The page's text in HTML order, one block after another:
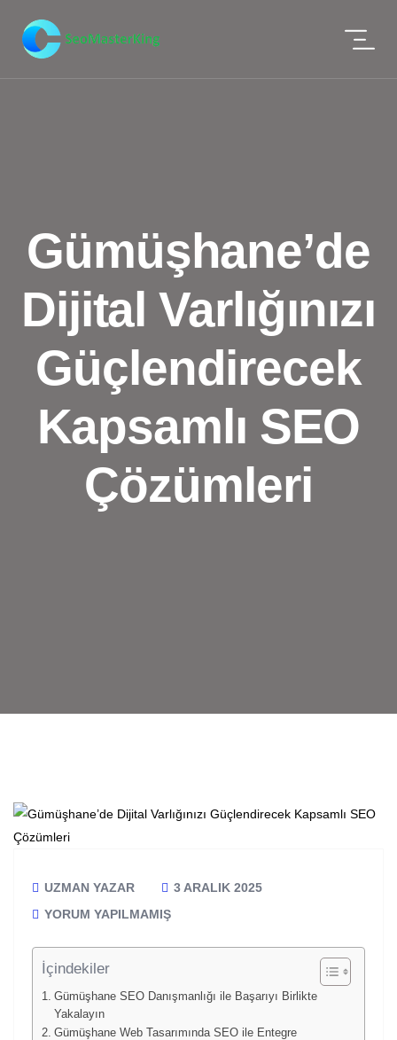
Gümüşhane’de
Dijital Varlığınızı
Güçlendirecek
Kapsamlı SEO
Çözümleri
UZMAN YAZAR
3 ARALIK 2025
YORUM YAPILMAMIŞ
İçindekiler
Gümüşhane SEO Danışmanlığı ile Başarıyı Birlikte
Yakalayın
Gümüşhane Web Tasarımında SEO ile Entegre